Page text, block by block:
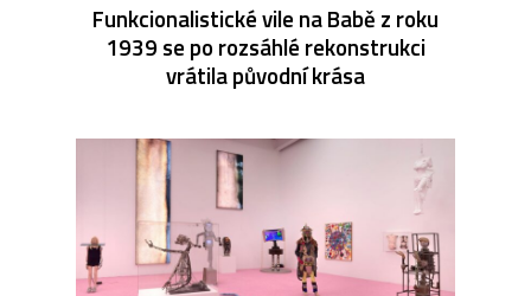
Funkcionalistické vile na Babě z roku
1939 se po rozsáhlé rekonstrukci
vrátila původní krása